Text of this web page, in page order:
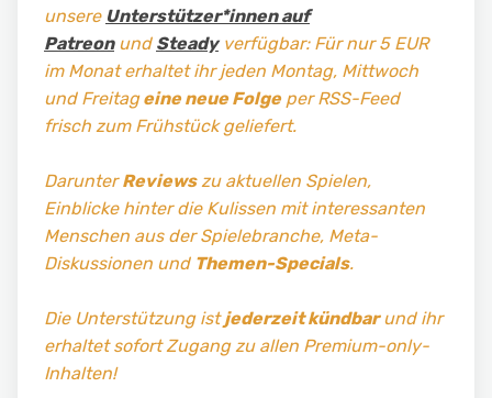
unsere Unterstützer*innen auf
Patreonund Steadyverfügbar: Für nur 5 EUR
im Monat erhaltet ihr jeden Montag, Mittwoch
und Freitageine neue Folgeper RSS-Feed
frisch zum Frühstück geliefert.
DarunterReviewszu aktuellen Spielen,
Einblicke hinter die Kulissen mit interessanten
Menschen aus der Spielebranche, Meta-
Diskussionen und Themen-Specials.
Die Unterstützung istjederzeit kündbarund ihr
erhaltet sofort Zugang zu allen Premium-only-
Inhalten!